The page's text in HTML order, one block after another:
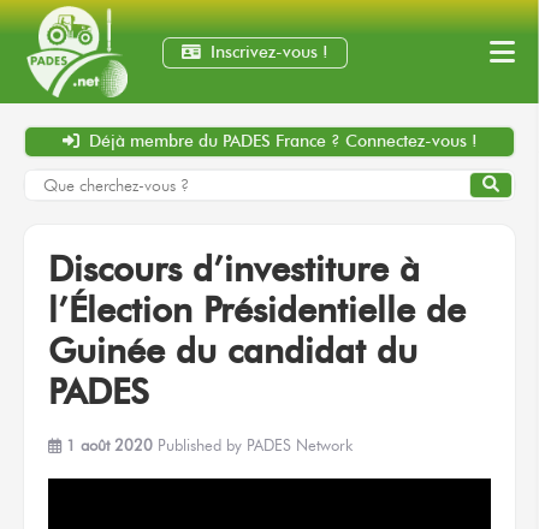
Inscrivez-vous !
Déjà membre du PADES France ? Connectez-vous !
Discours d’investiture à
l’Élection Présidentielle de
Guinée du candidat du
PADES
1 août 2020 Published by PADES Network